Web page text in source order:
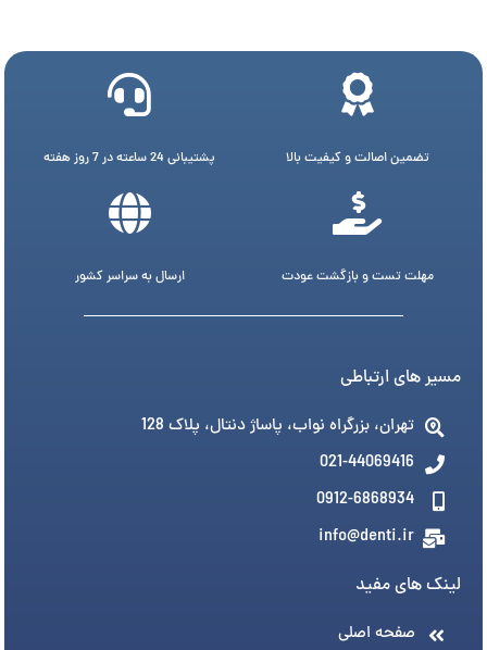
تضمین اصالت و کیفیت بالا پشتیبانی 24 ساعته در 7 روز هفته
مهلت تست و بازگشت عودت ارسال به سراسر کشور
مسیر های ارتباطی
تهران، بزرگراه نواب، پاساژ دنتال، پلاک 128
021-44069416
0912-6868934
info@denti.ir
لینک های مفید
صفحه اصلی